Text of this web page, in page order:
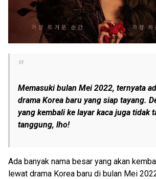
Memasuki bulan Mei 2022, ternyata
drama Korea baru yang siap tayang.
yang kembali ke layar kaca juga tidak
tanggung, lho!
Ada banyak nama besar yang akan
lewat drama Korea baru di bulan Mei